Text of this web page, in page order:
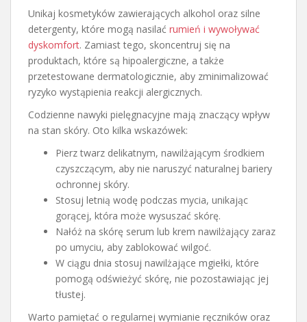
Unikaj kosmetyków zawierających alkohol oraz silne
detergenty, które mogą nasilać rumień i wywoływać
dyskomfort. Zamiast tego, skoncentruj się na
produktach, które są hipoalergiczne, a także
przetestowane dermatologicznie, aby zminimalizować
ryzyko wystąpienia reakcji alergicznych.
Codzienne nawyki pielęgnacyjne mają znaczący wpływ
na stan skóry. Oto kilka wskazówek:
Pierz twarz delikatnym, nawilżającym środkiem
czyszczącym, aby nie naruszyć naturalnej bariery
ochronnej skóry.
Stosuj letnią wodę podczas mycia, unikając
gorącej, która może wysuszać skórę.
Nałóż na skórę serum lub krem nawilżający zaraz
po umyciu, aby zablokować wilgoć.
W ciągu dnia stosuj nawilżające mgiełki, które
pomogą odświeżyć skórę, nie pozostawiając jej
tłustej.
Warto pamiętać o regularnej wymianie ręczników oraz